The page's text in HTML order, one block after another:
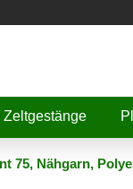
Zeltgestänge
75, Nähgarn,